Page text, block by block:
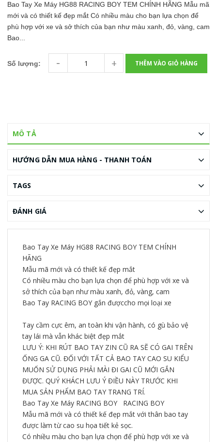
Bao Tay Xe Máy HG88 RACING BOY TEM CHÍNH HÃNG Mẫu mã
mới và có thiết kế đẹp mắt Có nhiều màu cho bạn lựa chọn để
phù hợp với xe và sở thích của bạn như màu xanh, đỏ, vàng, cam
Bao...
Số lượng: - + THÊM VÀO GIỎ HÀNG
MÔ TẢ
HƯỚNG DẪN MUA HÀNG - THANH TOÁN
TAGS
ĐÁNH GIÁ
Bao Tay Xe Máy HG88 RACING BOY TEM CHÍNH
HÃNG
Mẫu mã mới và có thiết kế đẹp mắt
Có nhiều màu cho bạn lựa chọn để phù hợp với xe và
sở thích của bạn như màu xanh, đỏ, vàng, cam
Bao Tay RACING BOY gắn đượccho mọi loại xe
Tay cầm cực êm, an toàn khi vận hành, có gù bảo vệ
tay lái mà vẫn khác biệt đẹp mắt
LƯU Ý: KHI RÚT BAO TAY ZIN CŨ RA SẼ CÓ GAI TRÊN
ỐNG GA CŨ. ĐỐI VỚI TẤT CẢ BAO TAY CAO SU KIỂU
MUỐN SỬ DỤNG PHẢI MÀI ĐI GAI CŨ MỚI GẮN
ĐƯỢC. QUÝ KHÁCH LƯU Ý ĐIỀU NÀY TRƯỚC KHI
MUA SẢN PHẨM BAO TAY TRANG TRÍ.
Bao Tay Xe Máy RACING BOY RACING BOY
Mẫu mã mới và có thiết kế đẹp mắt với thân bao tay
được làm từ cao su họa tiết kẻ sọc.
Có nhiều màu cho bạn lựa chọn để phù hợp với xe và